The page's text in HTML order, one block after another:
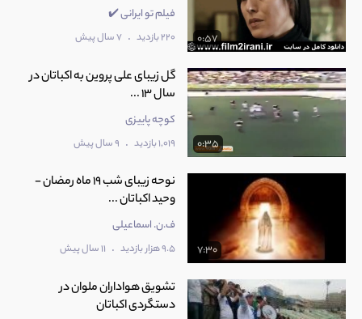
0:57
فیلم تو ایرانی ✔️
220 بازدید . 7 سال پیش
0:35
‫گل زیبای علی پروین به اکباتان در
سال 13 ...
کوچه پاییزی
1,019 بازدید . 9 سال پیش
7:30
نوحه زیبای شب 19 ماه رمضان -
وحید اکباتان ...
ف.ن. اسماعیلی
9.5 هزار بازدید . 11 سال پیش
تشویق هواداران ملوان در
دستگردی اکباتان